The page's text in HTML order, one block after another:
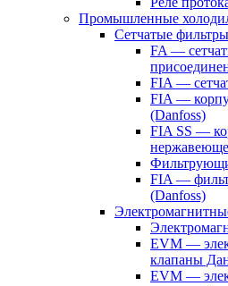
Промышленные
Сетчатые фильтры
FA —
FIA —
FIA —
(Danfoss)
FIA SS —
FIA —
(Danfoss)
EVM —
клапаны
EVM —